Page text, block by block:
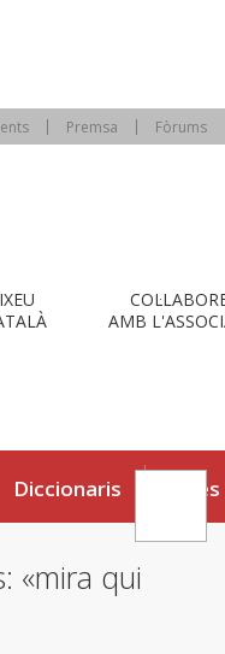
Premsa Fòrums
AMB
Diccionaris Eines
«mira qui